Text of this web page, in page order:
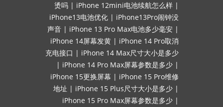
烫吗 | iPhone 12mini电池续航怎么样 |
iPhone13电池优化 | iPhone13Pro闹钟没
声音 | iPhone 13 Pro Max电池多少毫安 |
iPhone 14屏幕发黄 | iPhone 14 Pro取消
充电接口 | iPhone 14 Max尺寸大小是多少
| iPhone 14 Pro Max屏幕参数是多少 |
iPhone 15更换屏幕 | iPhone 15 Pro维修
地址 | iPhone 15 Plus尺寸大小是多少 |
iPhone 15 Pro Max屏幕参数是多少 |